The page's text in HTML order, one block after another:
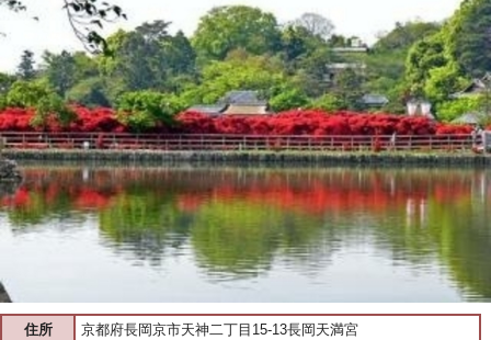
住所 京都府長岡京市天神二丁目15-13長岡天満宮